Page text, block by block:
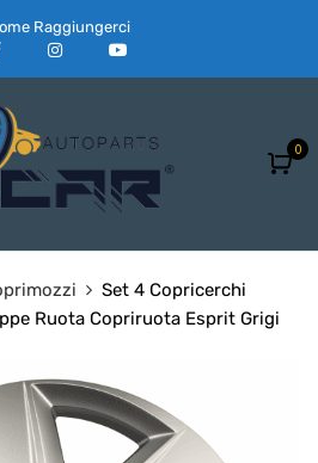
Raggiungerci
0
Set 4 Copricerchi
Ruota Copriruota Esprit Grigi